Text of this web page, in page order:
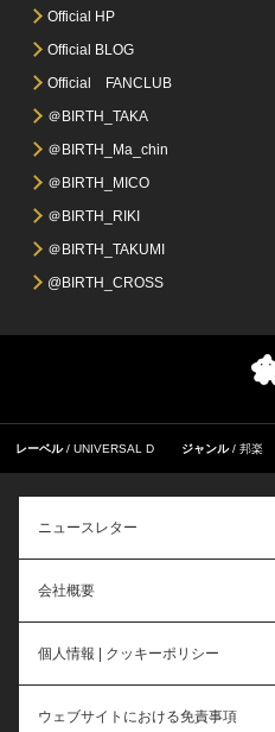
Official HP
Official BLOG
Official FANCLUB
＠BIRTH_TAKA
＠BIRTH_Ma_chin
＠BIRTH_MICO
＠BIRTH_RIKI
＠BIRTH_TAKUMI
@BIRTH_CROSS
レーベル UNIVERSAL D ジャンル 邦楽
ニュースレター
会社概要
個人情報 | クッキーポリシー
ウェブサイトにおける免責事項